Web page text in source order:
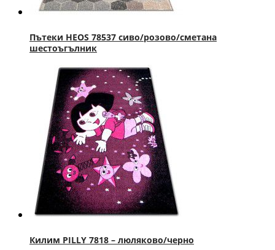
Пътеки HEOS 78537 сиво/розово/сметана
шестоъгълник
Килим PILLY 7818 – люляково/черно